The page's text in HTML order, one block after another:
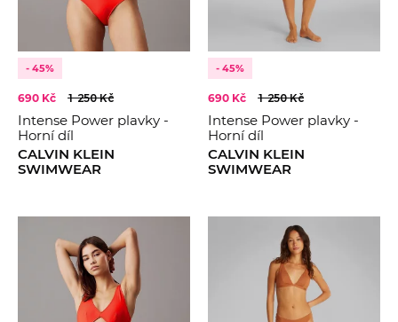
- 45%
690 Kč 1 250 Kč
Intense Power plavky -
Horní díl
CALVIN KLEIN
SWIMWEAR
- 45%
690 Kč 1 250 Kč
Intense Power plavky -
Horní díl
CALVIN KLEIN
SWIMWEAR